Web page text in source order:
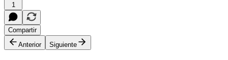
1
Compartir
Anterior
Siguiente